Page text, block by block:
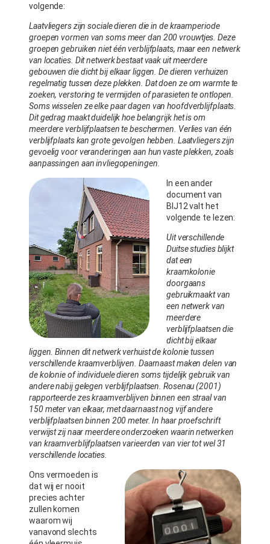
volgende:
Laatvliegers zijn sociale dieren die in de kraamperiode
groepen vormen van soms meer dan 200 vrouwtjes. Deze
groepen gebruiken niet één verblijfplaats, maar een netwerk
van locaties. Dit netwerk bestaat vaak uit meerdere
gebouwen die dicht bij elkaar liggen. De dieren verhuizen
regelmatig tussen deze plekken. Dat doen ze om warmte te
zoeken, verstoring te vermijden of parasieten te ontlopen.
Soms wisselen ze elke paar dagen van hoofdverblijfplaats.
Dit gedrag maakt duidelijk hoe belangrijk het is om
meerdere verblijfplaatsen te beschermen. Verlies van één
verblijfplaats kan grote gevolgen hebben. Laatvliegers zijn
gevoelig voor veranderingen aan hun vaste plekken, zoals
aanpassingen aan invliegopeningen.
In een ander
document van
BIJ12 valt het
volgende te lezen:
Uit verschillende
Duitse studies blijkt
dat een
kraamkolonie
doorgaans
gebruikmaakt van
een netwerk van
meerdere
verblijfplaatsen die
dicht bij elkaar
liggen. Binnen dit netwerk verhuist de kolonie tussen
verschillende kraamverblijven. Daarnaast maken delen van
de kolonie of individuele dieren soms tijdelijk gebruik van
andere nabij gelegen verblijfplaatsen. Rosenau (2001)
rapporteerde zes kraamverblijven binnen een straal van
150 meter van elkaar, met daarnaast nog vijf andere
verblijfplaatsen binnen 200 meter. In haar proefschrift
verwijst zij naar meerdere onderzoeken waarin netwerken
van kraamverblijfplaatsen varieerden van vier tot wel 31
verschillende locaties.
Ons vermoeden is
dat wij er nooit
precies achter
zullen komen
waarom wij
vanavond slechts